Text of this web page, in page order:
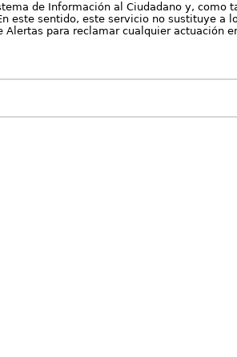
de Información al Ciudadano y, como
sentido, este servicio no sustituye a
para reclamar cualquier actuación